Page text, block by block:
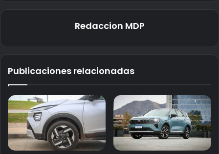
Redaccion MDP
Publicaciones relacionadas